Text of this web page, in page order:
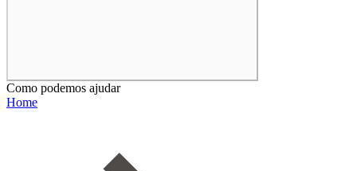
Como podemos ajudar
Home